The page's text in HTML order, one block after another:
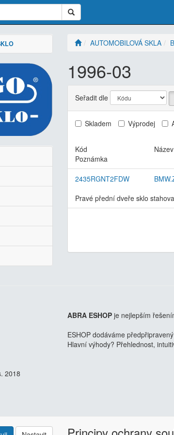
AUTOMOBILOVÁ SKLA
1996-03
Seřadit dle
Skladem Výprodej
Kód Název
Poznámka
2435RGNT2FDW
Pravé přední dveře sklo
ABRA ESHOP je nejlepším
ESHOP dodáváme
Hlavní výhody? Přehlednost,
2018